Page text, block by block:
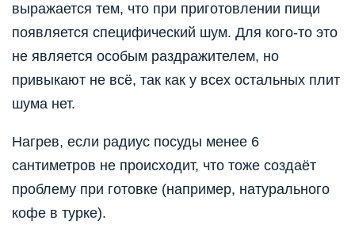
выражается тем, что при приготовлении пищи
появляется специфический шум. Для кого-то это
не является особым раздражителем, но
привыкают не всё, так как у всех остальных плит
шума нет.
Нагрев, если радиус посуды менее 6
сантиметров не происходит, что тоже создаёт
проблему при готовке (например, натурального
кофе в турке).